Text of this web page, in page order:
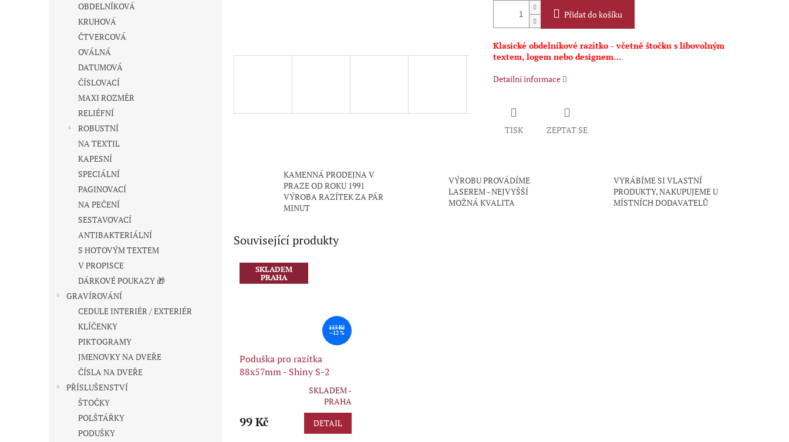
OBDELNÍKOVÁ
KRUHOVÁ
ČTVERCOVÁ
OVÁLNÁ
DATUMOVÁ
ČÍSLOVACÍ
MAXI ROZMĚR
RELIÉFNÍ
ROBUSTNÍ
NA TEXTIL
KAPESNÍ
SPECIÁLNÍ
PAGINOVACÍ
NA PEČENÍ
SESTAVOVACÍ
ANTIBAKTERIÁLNÍ
S HOTOVÝM TEXTEM
V PROPISCE
DÁRKOVÉ POUKAZY 🎁
GRAVÍROVÁNÍ
CEDULE INTERIÉR / EXTERIÉR
KLÍČENKY
PIKTOGRAMY
JMENOVKY NA DVEŘE
ČÍSLA NA DVEŘE
PŘÍSLUŠENSTVÍ
ŠTOČKY
POLŠTÁŘKY
PODUŠKY
Přidat do košíku
Klasické obdelníkové razítko - včetně štočku s libovolným
textem, logem nebo designem…
Detailní informace
TISK ZEPTAT SE
KAMENNÁ PRODEJNA V
PRAZE OD ROKU 1991
VÝROBA RAZÍTEK ZA PÁR
MINUT
VÝROBU PROVÁDÍME
LASEREM - NEJVYŠŠÍ
MOŽNÁ KVALITA
VYRÁBÍME SI VLASTNÍ
PRODUKTY, NAKUPUJEME U
MÍSTNÍCH DODAVATELŮ
Související produkty
SKLADEM
PRAHA
113 Kč
–12 %
Poduška pro razítka
88x57mm - Shiny S-2
produktu
SKLADEM -
PRAHA
99 Kč DETAIL